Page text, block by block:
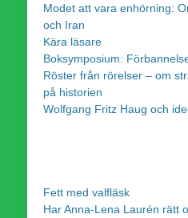
Modet att vara enhörning:
och Iran
Kära läsare
Boksymposium:
Röster från rörelser – om
på historien
Wolfgang Fritz Haug och
Fett med valfläsk
Har Anna-Lena Laurén rätt